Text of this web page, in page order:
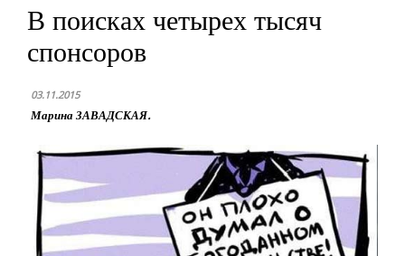
В поисках четырех тысяч
спонсоров
03.11.2015
Марина ЗАВАДСКАЯ.